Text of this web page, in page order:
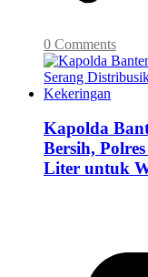
0 Comments
Kapolda
Bersih,
Liter untuk